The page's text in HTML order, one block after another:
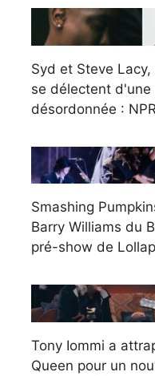
Syd et Steve
se délectent d'une
désordonnée : NPR
Smashing
Barry Williams du
pré-show de
Tony Iommi a
Queen pour un